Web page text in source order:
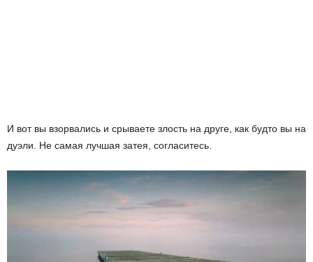
И вот вы взорвались и срываете злость на друге, как будто вы на
дуэли. Не самая лучшая затея, согласитесь.